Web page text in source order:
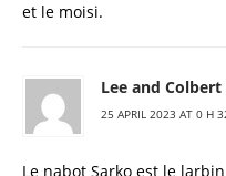
et le moisi.
Lee and Colbert
25 APRIL 2023 AT 0 H
Le nabot Sarko est le